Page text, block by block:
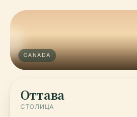
CANADA
Оттава
СТОЛИЦА